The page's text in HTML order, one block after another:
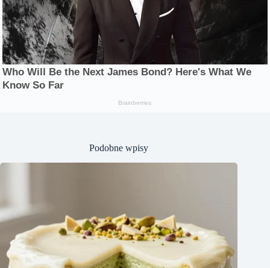
Podobne wpisy